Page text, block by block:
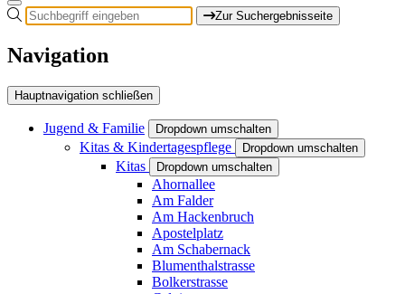
Zur Suchergebnisseite
Navigation
Hauptnavigation schließen
Jugend & Familie Dropdown umschalten
Kitas & Kindertagespflege Dropdown umschalten
Kitas Dropdown umschalten
Ahornallee
Am Falder
Am Hackenbruch
Apostelplatz
Am Schabernack
Blumenthalstrasse
Bolkerstrasse